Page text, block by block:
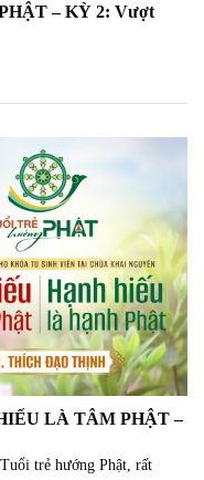
Phật Tử cũng nên
tại gia
có nghi thức "TẮM
Lễ Phật Sao Cho
Thích Đạo Thịnh
– KỲ 2: Vượt
LÀ TÂM PHẬT –
trẻ hướng Phật, rất